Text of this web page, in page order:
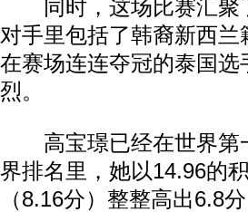
同时，这场比赛汇聚
对手里包括了韩裔新西
在赛场连连夺冠的泰国
烈。
高宝璟已经在世界第
界排名里，她以14.96的
（8.16分）整整高出6.8